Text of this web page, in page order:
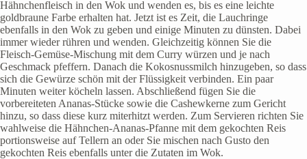
Hähnchenfleisch in den Wok und wenden es, bis es eine leichte
goldbraune Farbe erhalten hat. Jetzt ist es Zeit, die Lauchringe
ebenfalls in den Wok zu geben und einige Minuten zu dünsten. Dabei
immer wieder rühren und wenden. Gleichzeitig können Sie die
Fleisch-Gemüse-Mischung mit dem Curry würzen und je nach
Geschmack pfeffern. Danach die Kokosnussmilch hinzugeben, so dass
sich die Gewürze schön mit der Flüssigkeit verbinden. Ein paar
Minuten weiter köcheln lassen. Abschließend fügen Sie die
vorbereiteten Ananas-Stücke sowie die Cashewkerne zum Gericht
hinzu, so dass diese kurz miterhitzt werden. Zum Servieren richten Sie
wahlweise die Hähnchen-Ananas-Pfanne mit dem gekochten Reis
portionsweise auf Tellern an oder Sie mischen nach Gusto den
gekochten Reis ebenfalls unter die Zutaten im Wok.